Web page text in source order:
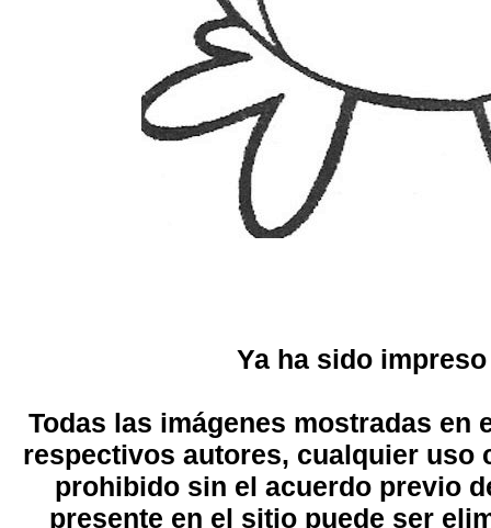
Ya ha sido
Todas las imágenes mostradas en
respectivos autores, cualquier uso
prohibido sin el acuerdo previo
presente en el sitio puede ser